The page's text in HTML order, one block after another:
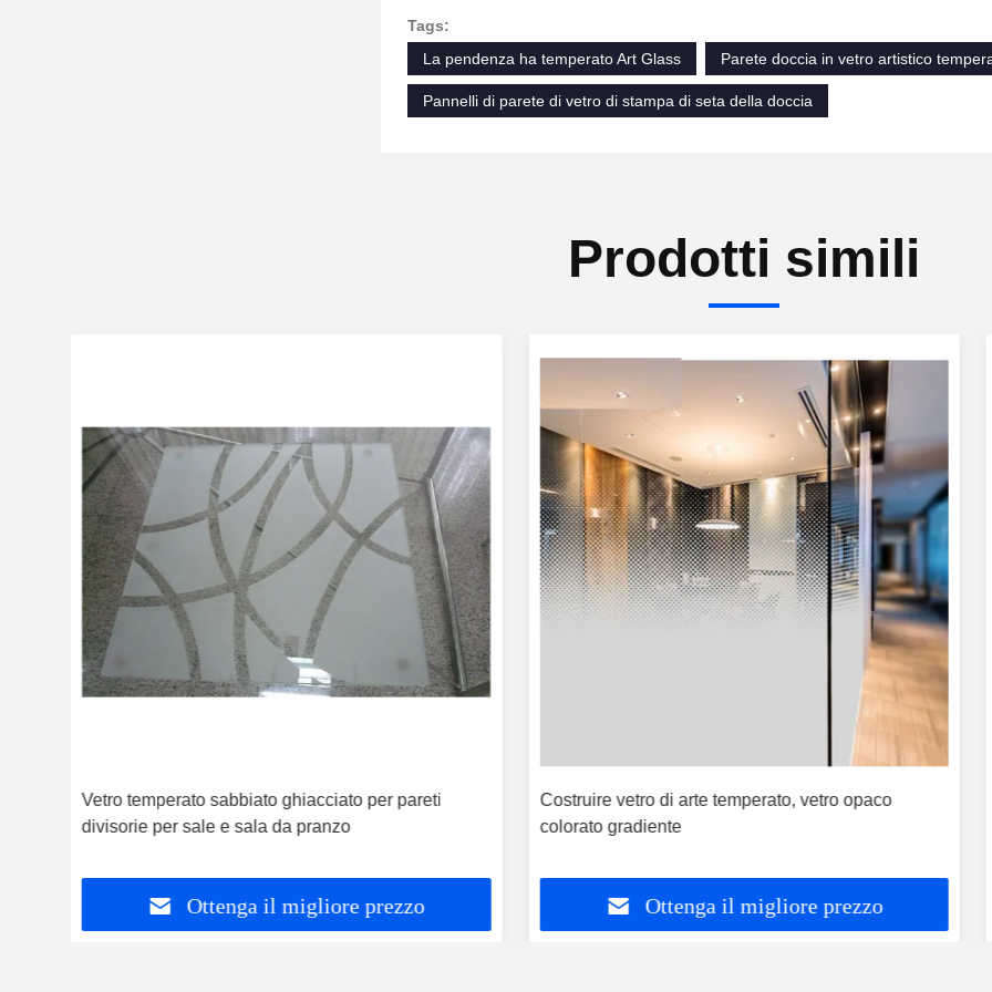
Tags:
La pendenza ha temperato Art Glass
Parete doccia in vetro artistico
Pannelli di parete di vetro di stampa di seta della doccia
Prodotti simili
Vetro temperato sabbiato ghiacciato per pareti
divisorie per sale e sala da pranzo
Ottenga il migliore prezzo
Costruire vetro di arte temperato, vetro opaco
colorato gradiente
Ottenga il migliore prezzo